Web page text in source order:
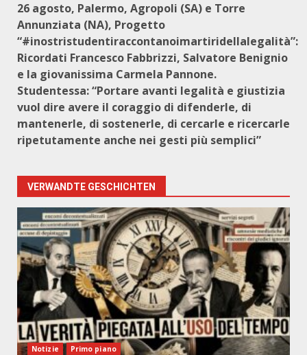
26 agosto, Palermo, Agropoli (SA) e Torre
Annunziata (NA), Progetto
“#inostristudentiraccontanoimartiridellalegalità”:
Ricordati Francesco Fabbrizzi, Salvatore Benignio
e la giovanissima Carmela Pannone.
Studentessa: “Portare avanti legalità e giustizia
vuol dire avere il coraggio di difenderle, di
mantenerle, di sostenerle, di cercarle e ricercarle
ripetutamente anche nei gesti più semplici”
VERWANDTE GESCHICHTEN
Notizie Primo piano